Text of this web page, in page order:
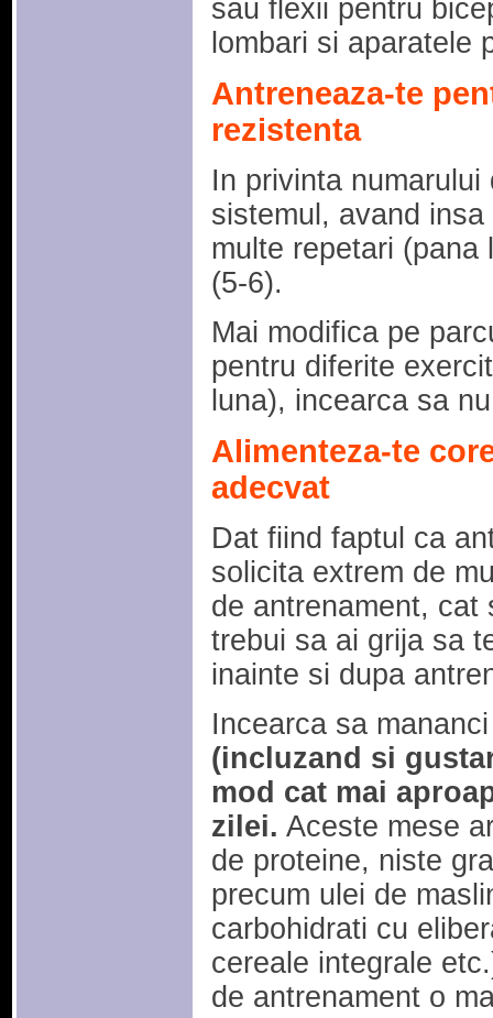
sau flexii pentru
lombari si aparatele
Antreneaza-te
rezistenta
In privinta
sistemul, avand
multe repetari
(5-6).
Mai modifica pe
pentru diferite
luna), incearca sa
Alimenteza-te
adecvat
Dat fiind faptul ca
solicita extrem de
de antrenament, cat
trebui sa ai grija sa
inainte si dupa
Incearca sa
(incluzand si
mod cat mai
zilei. Aceste mese
de proteine, niste
precum ulei de
carbohidrati cu
cereale integrale
de antrenament o